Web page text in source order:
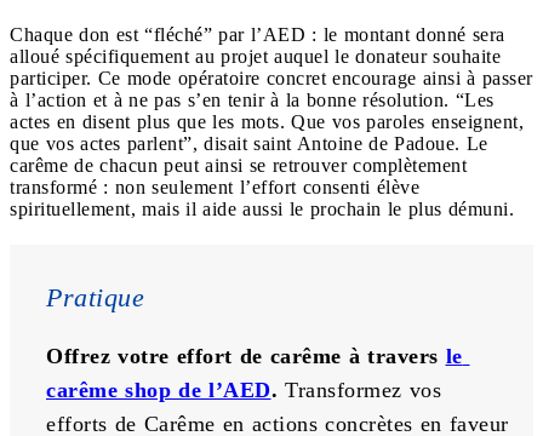
Chaque don est “fléché” par l’AED : le montant donné sera
alloué spécifiquement au projet auquel le donateur souhaite
participer. Ce mode opératoire concret encourage ainsi à passer
à l’action et à ne pas s’en tenir à la bonne résolution. “Les
actes en disent plus que les mots. Que vos paroles enseignent,
que vos actes parlent”, disait saint Antoine de Padoue. Le
carême de chacun peut ainsi se retrouver complètement
transformé : non seulement l’effort consenti élève
spirituellement, mais il aide aussi le prochain le plus démuni.
Pratique
Offrez votre effort de carême à travers le
carême shop de l’AED. Transformez vos
efforts de Carême en actions concrètes en faveur